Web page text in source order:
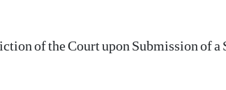
of the Court upon Submission of